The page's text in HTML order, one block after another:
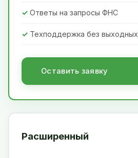
Ответы на запросы ФНС
Техподдержка без выходных
Оставить заявку
Расширенный